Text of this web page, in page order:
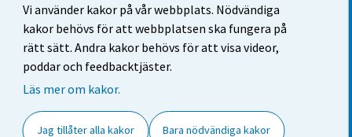
Vi använder kakor på vår webbplats. Nödvändiga
kakor behövs för att webbplatsen ska fungera på
rätt sätt. Andra kakor behövs för att visa videor,
poddar och feedbacktjäster.
Läs mer om kakor.
Jag tillåter alla kakor Bara nödvändiga kakor
Användarvillkor
Dataskydd
Tillgänglighet